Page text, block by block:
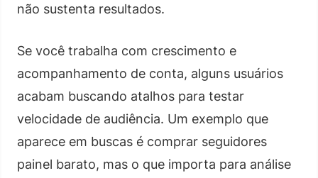
não sustenta resultados.
Se você trabalha com crescimento e
acompanhamento de conta, alguns usuários
acabam buscando atalhos para testar
velocidade de audiência. Um exemplo que
aparece em buscas é comprar seguidores
painel barato, mas o que importa para análise